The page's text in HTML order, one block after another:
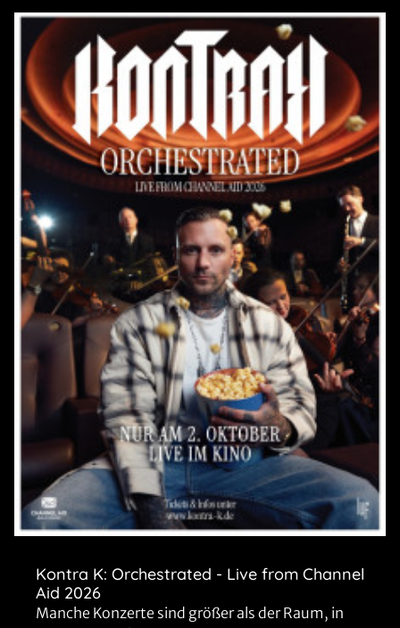
Kontra K: Orchestrated - Live from Channel
Aid 2026
Manche Konzerte sind größer als der Raum, in